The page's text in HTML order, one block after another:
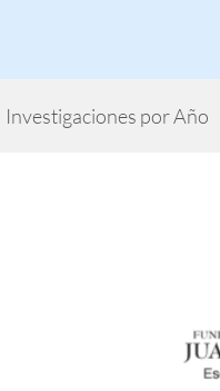
Investigaciones por Año